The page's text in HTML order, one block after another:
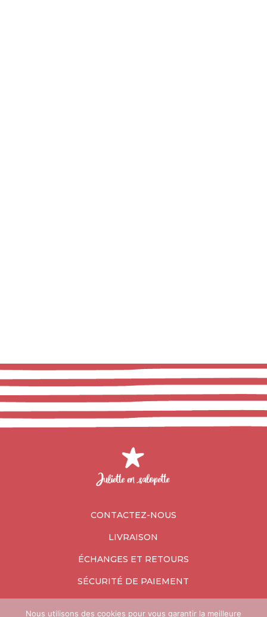
CONTACTEZ-NOUS
LIVRAISON
ÉCHANGES ET RETOURS
SÉCURITÉ DE PAIEMENT
Nous utilisons des cookies pour vous garantir la meilleure